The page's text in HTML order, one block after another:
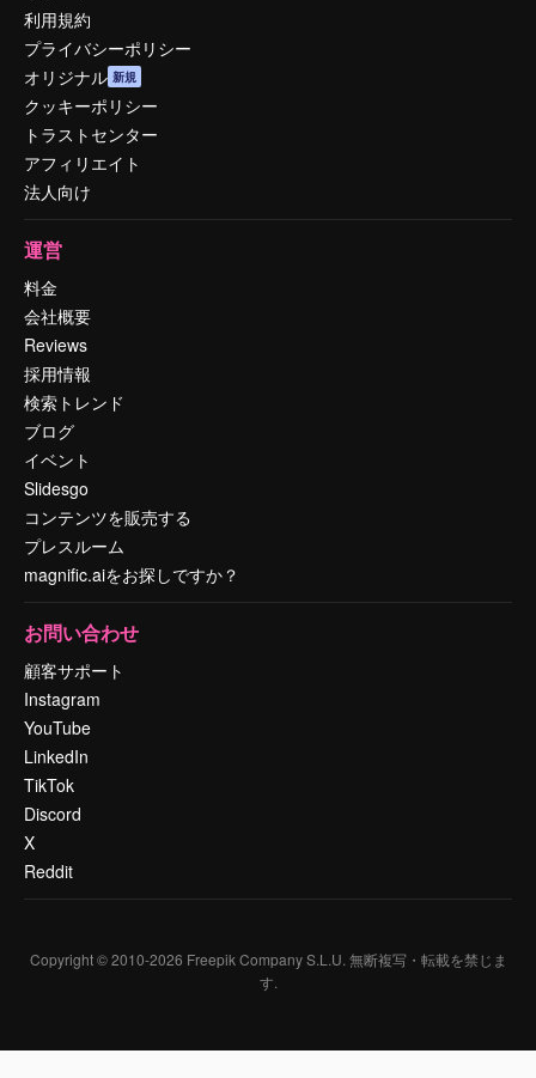
利用規約
プライバシーポリシー
オリジナル 新規
クッキーポリシー
トラストセンター
アフィリエイト
法人向け
運営
料金
会社概要
Reviews
採用情報
検索トレンド
ブログ
イベント
Slidesgo
コンテンツを販売する
プレスルーム
magnific.aiをお探しですか？
お問い合わせ
顧客サポート
Instagram
YouTube
LinkedIn
TikTok
Discord
X
Reddit
Copyright © 2010-2026 Freepik Company S.L.U. 無断複写・転載を禁じま
す.